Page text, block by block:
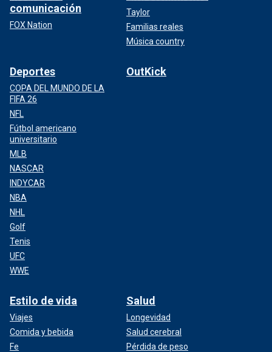
comunicación
FOX Nation
Taylor
Familias reales
Música country
Deportes
COPA DEL MUNDO DE LA
FIFA 26
NFL
Fútbol americano
universitario
MLB
NASCAR
INDYCAR
NBA
NHL
Golf
Tenis
UFC
WWE
OutKick
Estilo de vida
Viajes
Comida y bebida
Fe
Salud
Longevidad
Salud cerebral
Pérdida de peso